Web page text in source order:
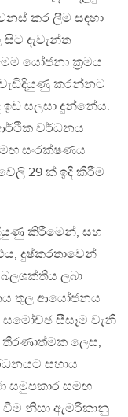
කර ලීම සඳහා
දැවැන්ත
යෝජනා ක්‍රමය
වැඩිදියුණු කරන්නට
ඉඩ සලසා දුන්නේය.
ආර්ථික වර්ධනය
සංරක්ෂණය
29 ක් ඉදි කිරීම
කිරීමෙන්, සහ
දුෂ්කරතාවෙන්
බලශක්තිය ලබා
තුල ආයෝජනය
සමෝච්ඡ සීසෑම වැනි
තීරණාත්මක ලෙස,
සහාය
සමුපකාර සමඟ
වීම නිසා ඇමරිකානු